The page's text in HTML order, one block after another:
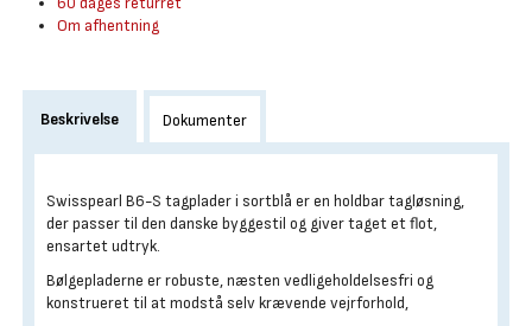
Om afhentning
Beskrivelse Dokumenter
Swisspearl B6-S tagplader i sortblå er en holdbar tagløsning,
der passer til den danske byggestil og giver taget et flot,
ensartet udtryk.
Bølgepladerne er robuste, næsten vedligeholdelsesfri og
konstrueret til at modstå selv krævende vejrforhold,